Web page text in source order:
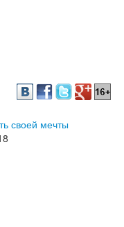
своей мечты